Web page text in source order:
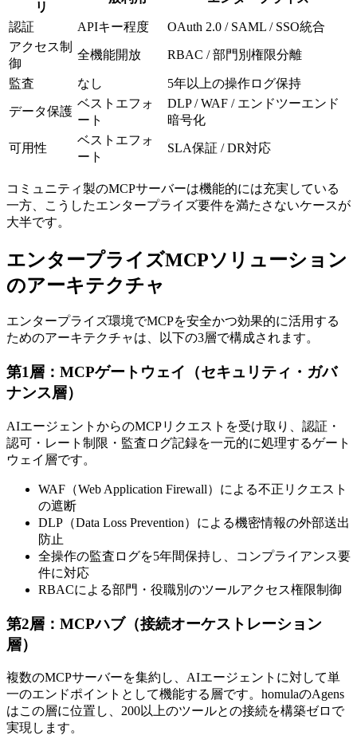
リ
認証 APIキー程度
OAuth 2.0 / SAML / SSO統合
アクセス制
御
全機能開放 RBAC / 部門別権限分離
監査 なし 5年以上の操作ログ保持
データ保護
ベストエフォ
ート
DLP / WAF / エンドツーエンド
暗号化
可用性
ベストエフォ
ート
SLA保証 / DR対応
コミュニティ製のMCPサーバーは機能的には充実している
一方、こうしたエンタープライズ要件を満たさないケースが
大半です。
エンタープライズMCPソリューション
のアーキテクチャ
エンタープライズ環境でMCPを安全かつ効果的に活用する
ためのアーキテクチャは、以下の3層で構成されます。
第1層：MCPゲートウェイ（セキュリティ・ガバ
ナンス層）
AIエージェントからのMCPリクエストを受け取り、認証・
認可・レート制限・監査ログ記録を一元的に処理するゲート
ウェイ層です。
WAF（Web Application Firewall）による不正リクエスト
の遮断
DLP（Data Loss Prevention）による機密情報の外部送出
防止
全操作の監査ログを5年間保持し、コンプライアンス要
件に対応
RBACによる部門・役職別のツールアクセス権限制御
第2層：MCPハブ（接続オーケストレーション
層）
複数のMCPサーバーを集約し、AIエージェントに対して単
一のエンドポイントとして機能する層です。homulaのAgens
はこの層に位置し、200以上のツールとの接続を構築ゼロで
実現します。